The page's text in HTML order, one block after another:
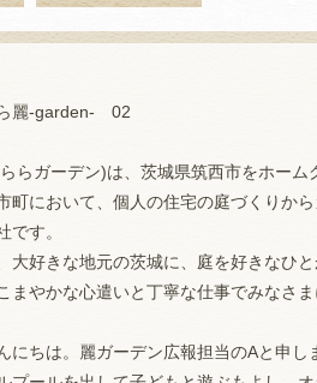
麗-garden- 02
らガーデン)は、茨城県筑西市をホー
町において、個人の住宅の庭づくりか
です。
大好きな地元の茨城に、庭を好きなひ
まやかな心遣いと丁寧な仕事でみなさ
にちは。麗ガーデン広報担当のAと申し